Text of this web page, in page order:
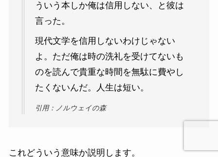
ういう本しか俺は信用しない、と彼は
言った。
現代文学を信用しないわけじゃない
よ。ただ俺は時の洗礼を受けてないも
のを読んで貴重な時間を無駄に費やし
たくないんだ。人生は短い。
引用：ノルウェイの森
これどういう意味か説明します。